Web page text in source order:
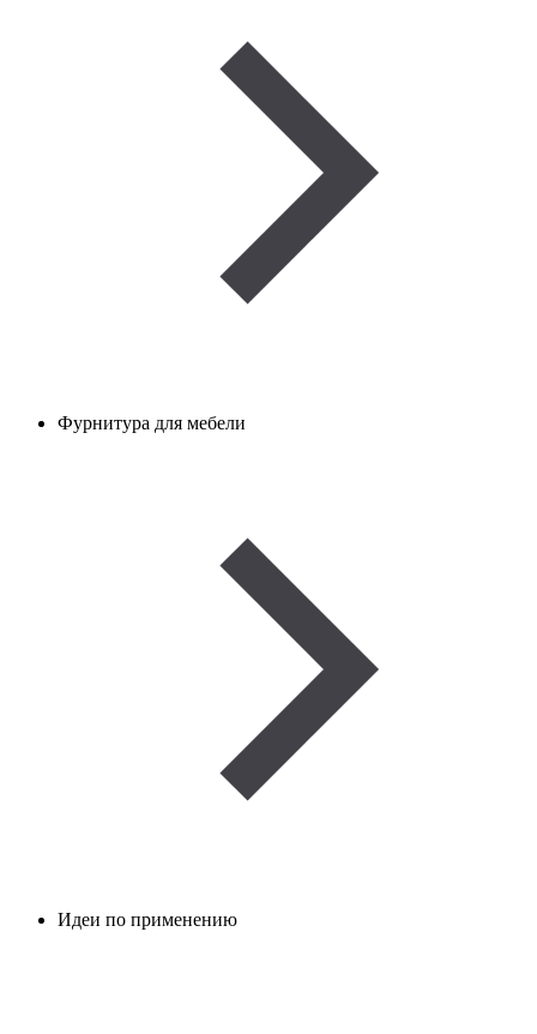
Фурнитура для мебели
Идеи по применению